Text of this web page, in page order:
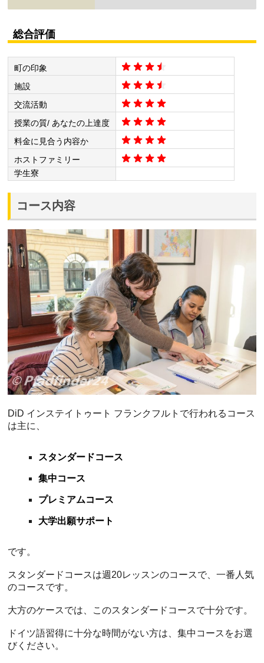
総合評価
町の印象
施設
交流活動
授業の質/ あなたの上達度
料金に見合う内容か
ホストファミリー
学生寮
コース内容
DiD インステイトゥート フランクフルトで行われるコース
は主に、
スタンダードコース
集中コース
プレミアムコース
大学出願サポート
です。
スタンダードコースは週20レッスンのコースで、一番人気
のコースです。
大方のケースでは、このスタンダードコースで十分です。
ドイツ語習得に十分な時間がない方は、集中コースをお選
びください。